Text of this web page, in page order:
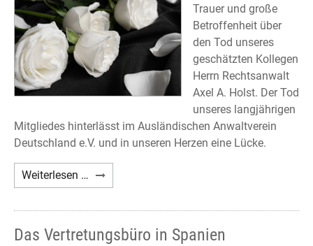
Trauer und große
Betroffenheit über
den Tod unseres
geschätzten Kollegen
Herrn Rechtsanwalt
Axel A. Holst. Der Tod
unseres langjährigen
Mitgliedes hinterlässt im Ausländischen Anwaltverein
Deutschland e.V. und in unseren Herzen eine Lücke.
Weiterlesen … Nachruf
Axel
A.
Das Vertretungsbüro in Spanien